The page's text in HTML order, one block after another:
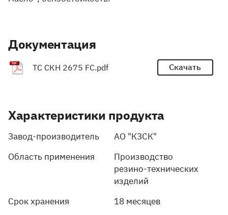
Документация
ТС СКН 2675 FC.pdf Скачать
Характеристики продукта
Завод-производитель
АО "КЗСК"
Область применения
Производство
резино-технических
изделий
Срок хранения
18 месяцев